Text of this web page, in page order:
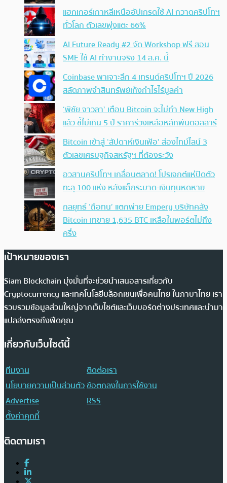
แฮกเกอร์เกาหลีเหนืออัปเกรดใช้ AI กวาดคริปโทฯ
ทั่วโลก ตัวเลขพุ่งแตะ 66%
AI Future Ready #2 จัด Workshop ฟรี สอน
SME ใช้ AI ทำงานจริง 14 ส.ค. นี้
Coinbase พาเจาะลึก 4 เทรนด์คริปโทฯ ปี 2026
สลัดภาพจำสินทรัพย์เก็งกำไรไร้มูลค่า
‘พิชัย จาวลา’ เตือน Bitcoin จะไม่ทำ New High
แล้ว ชี้ไม่เกิน 5 ปี ราคาร่วงเหลือหลักพันดอลลาร์
Bitcoin เข้าสู่ ‘สัปดาห์เงินเฟ้อ’ ส่องไทม์ไลน์ 3
ตัวเลขเศรษฐกิจสหรัฐฯ ที่ต้องระวัง
อวสานคริปโทฯ เกลื่อนตลาด! โปรเจกต์แห่ปิดตัว
ทะลุ 100 แห่ง หลังแฮ็กระบาด-เงินทุนหดหาย
กลยุทธ์ ‘ถือทน’ แตกพ่าย Empery บริษัทคลัง
Bitcoin เทขาย 1,635 BTC เหลือในพอร์ตไม่ถึง
ครึ่ง
เป้าหมายของเรา
Siam Blockchain มุ่งมั่นที่จะช่วยนำเสนอสารเกี่ยวกับ
Cryptocurrency และเทคโนโลยีบล็อกเชนเพื่อคนไทย ในภาษาไทย เรา
รวบรวมข้อมูลส่วนใหญ่จากเว็บไซต์และเว็บบอร์ดต่างประเทศและนำมา
แปลส่งตรงถึงฟีดคุณ
เกี่ยวกับเว็บไซต์นี้
ทีมงาน
ติดต่อเรา
นโยบายความเป็นส่วนตัวข้อตกลงในการใช้งาน
Advertise
RSS
ตั้งค่าคุกกี้
ติดตามเรา